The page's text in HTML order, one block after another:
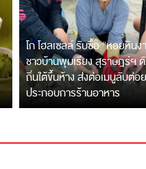
โก โฮลเซลล์ รับซื้อ “หอยหิน
ชาวบ้านพุมเรียง สุราษฎร์ฯ
ถิ่นใต้ขึ้นห้าง ส่งต่อเมนูลับต่อ
ประกอบการร้านอาหาร